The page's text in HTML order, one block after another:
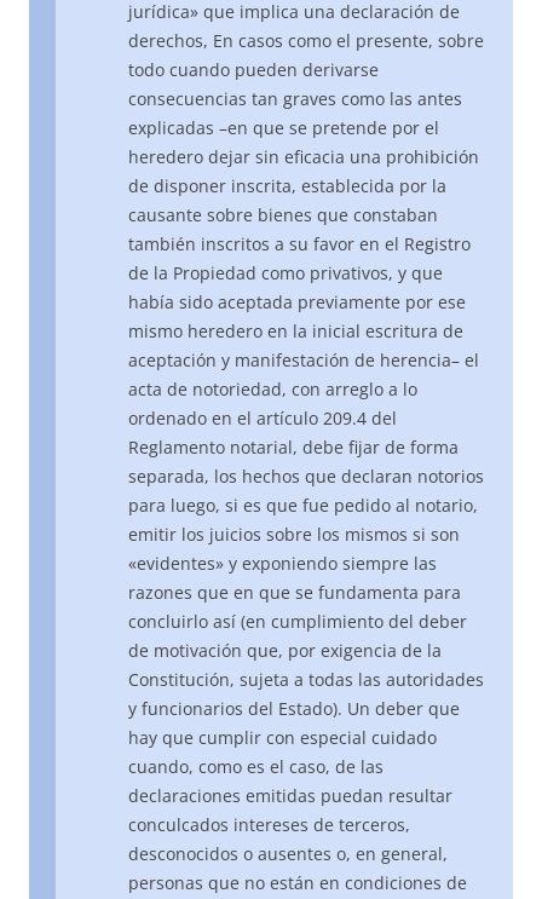
jurídica» que implica una declaración de
derechos, En casos como el presente, sobre
todo cuando pueden derivarse
consecuencias tan graves como las antes
explicadas –en que se pretende por el
heredero dejar sin eficacia una prohibición
de disponer inscrita, establecida por la
causante sobre bienes que constaban
también inscritos a su favor en el Registro
de la Propiedad como privativos, y que
había sido aceptada previamente por ese
mismo heredero en la inicial escritura de
aceptación y manifestación de herencia– el
acta de notoriedad, con arreglo a lo
ordenado en el artículo 209.4 del
Reglamento notarial, debe fijar de forma
separada, los hechos que declaran notorios
para luego, si es que fue pedido al notario,
emitir los juicios sobre los mismos si son
«evidentes» y exponiendo siempre las
razones que en que se fundamenta para
concluirlo así (en cumplimiento del deber
de motivación que, por exigencia de la
Constitución, sujeta a todas las autoridades
y funcionarios del Estado). Un deber que
hay que cumplir con especial cuidado
cuando, como es el caso, de las
declaraciones emitidas puedan resultar
conculcados intereses de terceros,
desconocidos o ausentes o, en general,
personas que no están en condiciones de